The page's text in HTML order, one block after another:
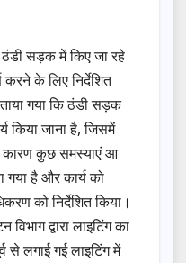
ठंडी सड़क में किए जा रहे
करने के लिए निर्देशित
गया कि ठंडी सड़क
किया जाना है, जिसमें
कारण कुछ समस्याएं आ
गया है और कार्य को
को निर्देशित किया।
द्वारा लाइटिंग का
से लगाई गई लाइटिंग में